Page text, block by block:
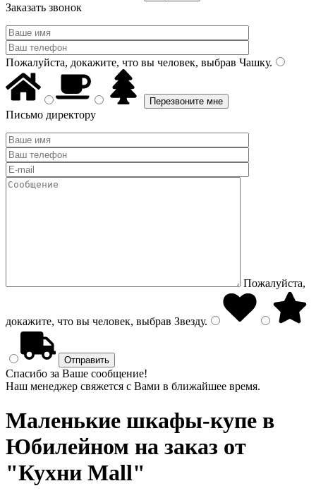
Заказать звонок
Пожалуйста, докажите, что вы человек, выбрав Чашку.
Письмо директору
Пожалуйста,
докажите, что вы человек, выбрав Звезду.
Спасибо за Ваше сообщение!
Наш менеджер свяжется с Вами в ближайшее время.
Маленькие шкафы-купе в
Юбилейном на заказ от
"Кухни Mall"